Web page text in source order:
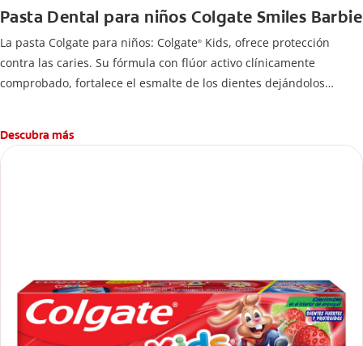
Pasta Dental para niños Colgate Smiles Barbie
La pasta Colgate para niños: Colgate® Kids, ofrece protección
contra las caries. Su fórmula con flúor activo clínicamente
comprobado, fortalece el esmalte de los dientes dejándolos
Descubra más